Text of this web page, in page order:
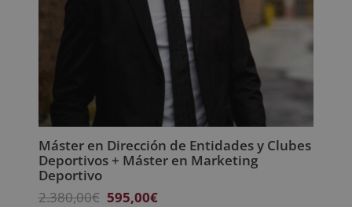
Máster en Dirección de Entidades y Clubes
Deportivos + Máster en Marketing
Deportivo
2.380,00€ El
595,00€El